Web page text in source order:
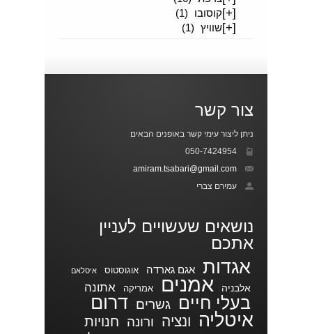
[+]קוסובו (1)
[+]שוויץ (1)
צור קשר
ניתן ליצור עימי קשר באופנים הבאים
050-7424954
amiram.tsabari@gmail.com
עמירם צברי
נושאים שעשויים לעניין
אתכם
אגדות אגם גארדה אוגוסטוס איסלאם
אלבניה אמנים אמריקה אתונה
בעלי חיים גשרים דרום
איטליה
ונציה ורונה חנויות